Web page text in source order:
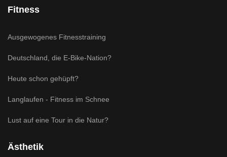
Fitness
Ausgewogenes Fitnesstraining
Deutschland, die E-Bike-Nation?
Heute schon gehüpft?
Langlaufen - Fitness im Schnee
Lust auf eine Tour in die Natur?
Ästhetik